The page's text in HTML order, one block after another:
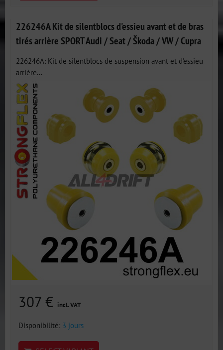
226246A Kit de silentblocs d'essieu avant et de bras
tirés arrière SPORT Audi / Seat / Škoda / VW / Cupra
226246A: Kit de silentblocs de suspension avant et d'essieu
arrière...
307 € incl. VAT
Disponibilité: 3 jours